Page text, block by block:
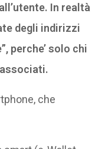
In realtà
degli indirizzi
perche’ solo chi
che